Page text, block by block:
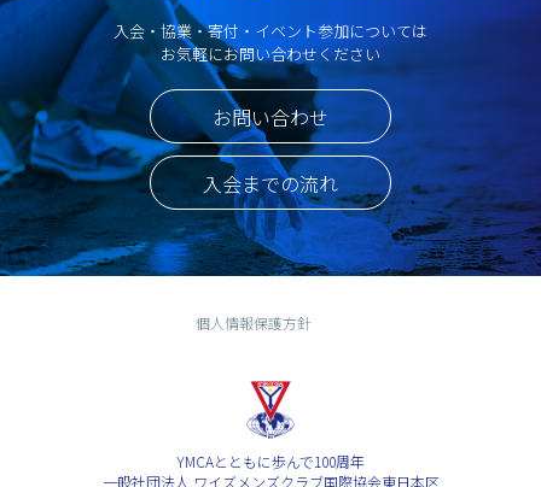
入会・協業・寄付・イベント参加については
お気軽にお問い合わせください
お問い合わせ
入会までの流れ
個人情報保護方針
YMCAとともに歩んで100周年
一般社団法人 ワイズメンズクラブ国際協会東日本区